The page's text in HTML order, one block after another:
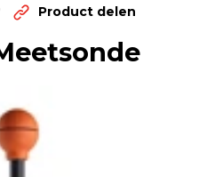
Product delen